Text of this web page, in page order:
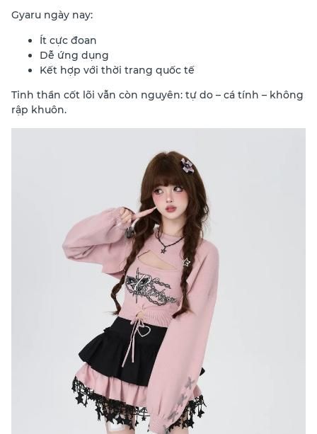
Gyaru ngày nay:
Ít cực đoan
Dễ ứng dụng
Kết hợp với thời trang quốc tế
Tinh thần cốt lõi vẫn còn nguyên: tự do – cá tính – không
rập khuôn.